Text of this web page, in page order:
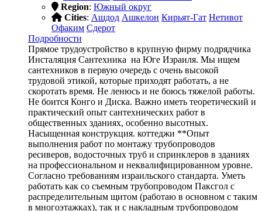
Region: Южный округ
Cities: Ашдод Ашкелон Кирьят-Гат Нетивот
Офаким Сдерот
Подробности
Прямое трудоустройство в крупную фирму подрядчика
Инсталяция Сантехника на Юге Израиля. Мы ищем
сантехников в первую очередь с очень высокой
трудовой этикой, которые приходят работать, а не
скоротать время. Не ленюсь и не боюсь тяжелой работы.
Не боится Конго и Диска. Важно иметь теоретический и
практический опыт сантехнических работ в
общественных зданиях, особенно высотных.
Насыщенная конструкция. коттеджи **Опыт
выполнения работ по монтажу трубопроводов
ресиверов, водосточных труб и спринклеров в зданиях
на профессиональном и неквалифицированном уровне.
Согласно требованиям израильского стандарта. Уметь
работать как со съемным трубопроводом Паксгол с
распределительным щитом (работаю в основном с таким
в многоэтажках), так и с накладным трубопроводом